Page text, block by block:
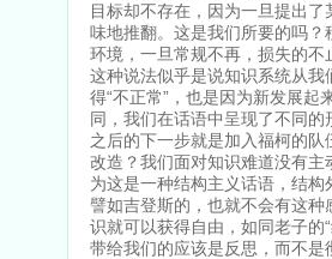
目标却不存在，因为一旦提出
味地推翻。这是我们所要的吗
环境，一旦常规不再，损失的
这种说法似乎是说知识系统从
得“不正常”，也是因为新发展
同，我们在话语中呈现了不同
之后的下一步就是加入福柯的
改造？我们面对知识难道没有
为这是一种结构主义话语，结
譬如吉登斯的，也就不会有这
识就可以获得自由，如同老子的
带给我们的应该是反思，而不是